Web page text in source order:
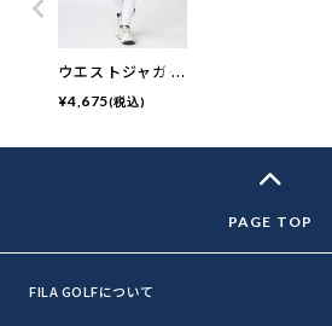
ウエストジャガー
ドデザイン9分丈
パンツ | 吸汗速
¥4,675(税込)
FILA GOLFについて